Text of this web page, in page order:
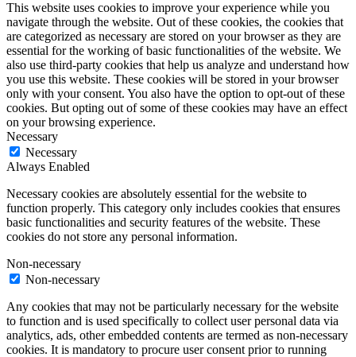
This website uses cookies to improve your experience while you
navigate through the website. Out of these cookies, the cookies that
are categorized as necessary are stored on your browser as they are
essential for the working of basic functionalities of the website. We
also use third-party cookies that help us analyze and understand how
you use this website. These cookies will be stored in your browser
only with your consent. You also have the option to opt-out of these
cookies. But opting out of some of these cookies may have an effect
on your browsing experience.
Necessary
Necessary
Always Enabled
Necessary cookies are absolutely essential for the website to
function properly. This category only includes cookies that ensures
basic functionalities and security features of the website. These
cookies do not store any personal information.
Non-necessary
Non-necessary
Any cookies that may not be particularly necessary for the website
to function and is used specifically to collect user personal data via
analytics, ads, other embedded contents are termed as non-necessary
cookies. It is mandatory to procure user consent prior to running